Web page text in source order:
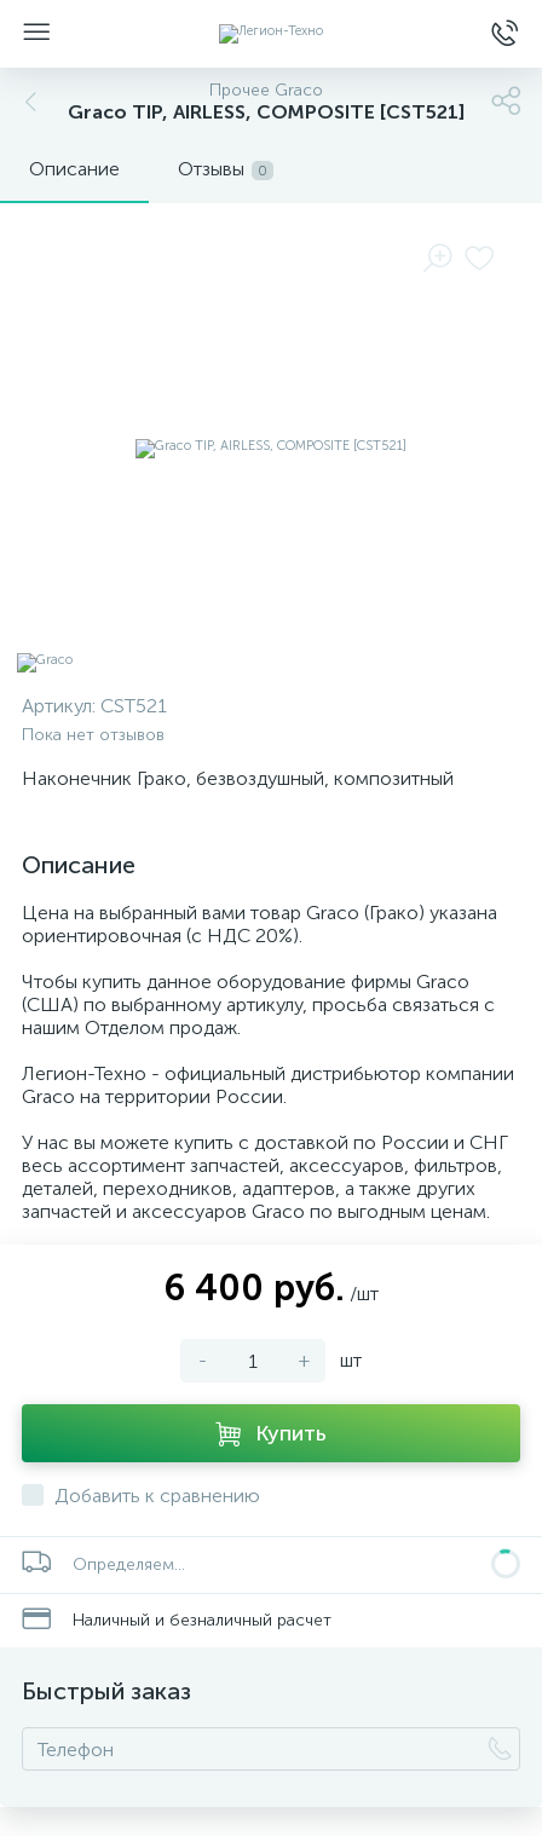
Прочее Graco
Graco TIP, AIRLESS, COMPOSITE [CST521]
Описание Отзывы 0
Артикул: CST521
Пока нет отзывов
Наконечник Грако, безвоздушный, композитный
Описание
Цена на выбранный вами товар Graco (Грако) указана
ориентировочная (с НДС 20%).
Чтобы купить данное оборудование фирмы Graco
(США) по выбранному артикулу, просьба связаться с
нашим Отделом продаж.
Легион-Техно - официальный дистрибьютор компании
Graco на территории России.
У нас вы можете купить с доставкой по России и СНГ
весь ассортимент запчастей, аксессуаров, фильтров,
деталей, переходников, адаптеров, а также других
запчастей и аксессуаров Graco по выгодным ценам.
6 400 руб. /шт
- + шт
Купить
Добавить к сравнению
Определяем...
Наличный и безналичный расчет
Быстрый заказ